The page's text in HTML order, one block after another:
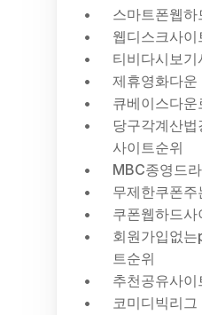
스마트폰웹하
웹디스크사이
티비다시보기
제휴영화다운
큐베이스다운
당구각계산
사이트순위
MBC종영드
무제한쿠폰주
쿠폰웹하드사
회원가입없
트순위
추천공유사이
코미디빅리그